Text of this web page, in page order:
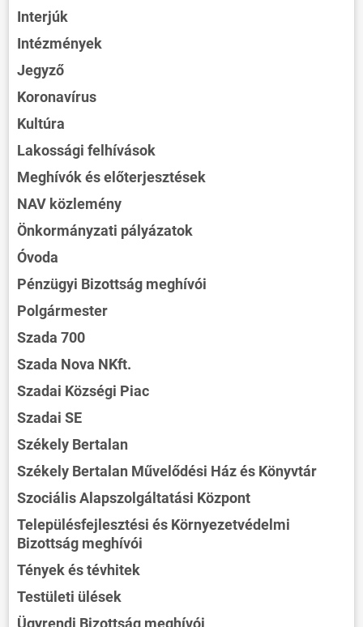
Interjúk
Intézmények
Jegyző
Koronavírus
Kultúra
Lakossági felhívások
Meghívók és előterjesztések
NAV közlemény
Önkormányzati pályázatok
Óvoda
Pénzügyi Bizottság meghívói
Polgármester
Szada 700
Szada Nova NKft.
Szadai Községi Piac
Szadai SE
Székely Bertalan
Székely Bertalan Művelődési Ház és Könyvtár
Szociális Alapszolgáltatási Központ
Településfejlesztési és Környezetvédelmi
Bizottság meghívói
Tények és tévhitek
Testületi ülések
Ügyrendi Bizottság meghívói